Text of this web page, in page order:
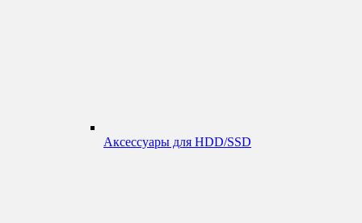
Аксессуары для HDD/SSD